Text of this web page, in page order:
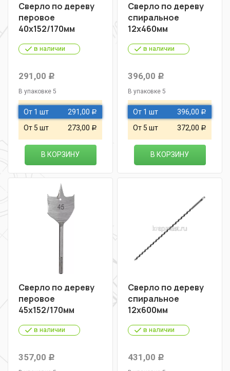
Сверло по дереву
перовое
40х152/170мм
в наличии
291,00 Р
В упаковке 5
От 1 шт 291,00 Р
От 5 шт 273,00 Р
В КОРЗИНУ
Сверло по дереву
спиральное
12х460мм
в наличии
396,00 Р
В упаковке 5
От 1 шт 396,00 Р
От 5 шт 372,00 Р
В КОРЗИНУ
Сверло по дереву
перовое
45х152/170мм
в наличии
357,00 Р
Сверло по дереву
спиральное
12х600мм
в наличии
431,00 Р